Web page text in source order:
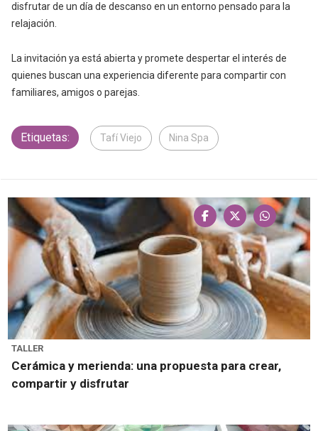
disfrutar de un día de descanso en un entorno pensado para la
relajación.
La invitación ya está abierta y promete despertar el interés de
quienes buscan una experiencia diferente para compartir con
familiares, amigos o parejas.
Etiquetas: Tafí Viejo Nina Spa
TALLER
Cerámica y merienda: una propuesta para crear,
compartir y disfrutar